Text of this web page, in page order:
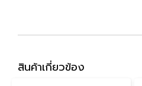
สินค้าเกี่ยวข้อง